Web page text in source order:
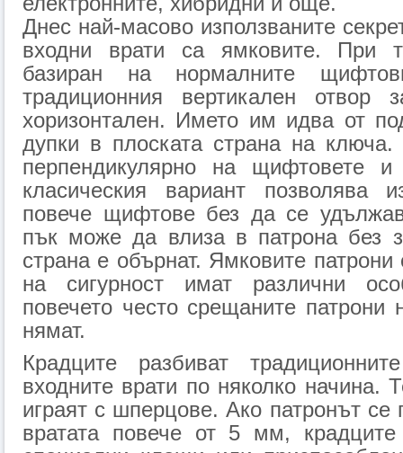
Днес най-масово използваните
входни врати са ямковите. При
базиран на нормалните
традиционния вертикален
хоризонтален. Името им идва от
дупки в плоската страна на ключа.
перпендикулярно на щифтовете
класическия вариант позволява
повече щифтове без да се
пък може да влиза в патрона без
страна е обърнат. Ямковите патрони
на сигурност имат различни
повечето често срещаните патрони
нямат.
Крадците разбиват
входните врати по няколко начина.
играят с шперцове. Ако патронът се
вратата повече от 5 мм,